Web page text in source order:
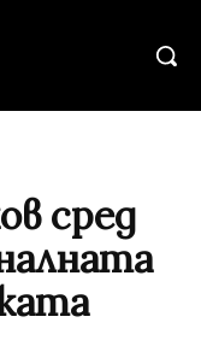
сред